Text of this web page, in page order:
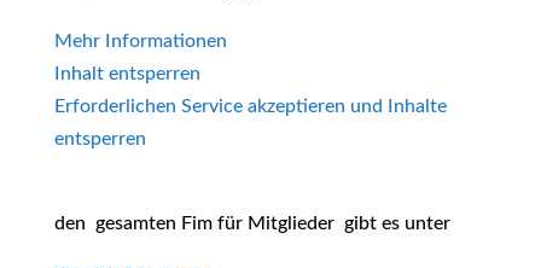
Mehr Informationen
Inhalt entsperren
Erforderlichen Service akzeptieren und Inhalte
entsperren
den gesamten Fim für Mitglieder gibt es unter